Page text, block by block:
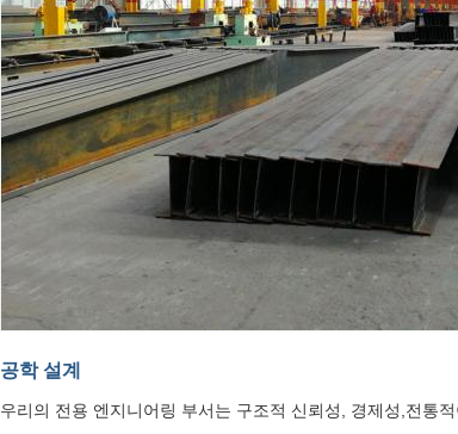
공학 설계
우리의 전용 엔지니어링 부서는 구조적 신뢰성, 경제성,전통